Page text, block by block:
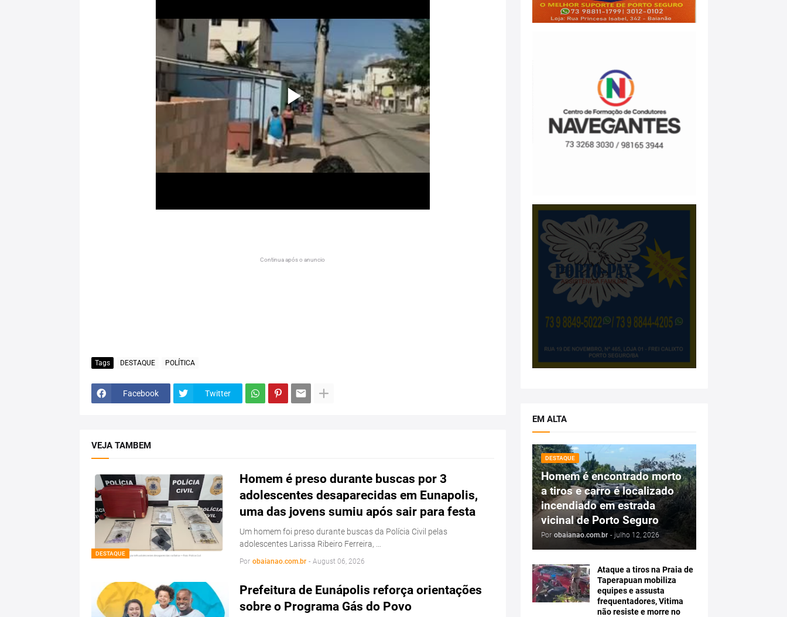
Continua após o anuncio
Tags DESTAQUE POLÍTICA
Facebook Twitter
VEJA TAMBEM
DESTAQUE
Homem é preso durante buscas por 3
adolescentes desaparecidas em Eunapolis,
uma das jovens sumiu após sair para festa
Um homem foi preso durante buscas da Polícia Civil pelas
adolescentes Larissa Ribeiro Ferreira, …
Por obaianao.com.br - August 06, 2026
Prefeitura de Eunápolis reforça orientações
sobre o Programa Gás do Povo
EM ALTA
DESTAQUE
Homem é encontrado morto
a tiros e carro é localizado
incendiado em estrada
vicinal de Porto Seguro
Por obaianao.com.br - julho 12, 2026
Ataque a tiros na Praia de
Taperapuan mobiliza
equipes e assusta
frequentadores, Vitima
não resiste e morre no